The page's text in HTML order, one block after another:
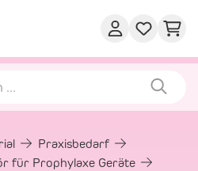
Praxisbedarf
für Prophylaxe Geräte